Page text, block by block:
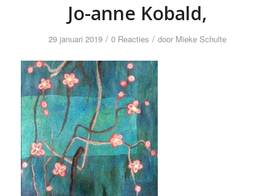
Jo-anne Kobald,
29 januari 2019 / 0 Reacties / door Mieke Schulte